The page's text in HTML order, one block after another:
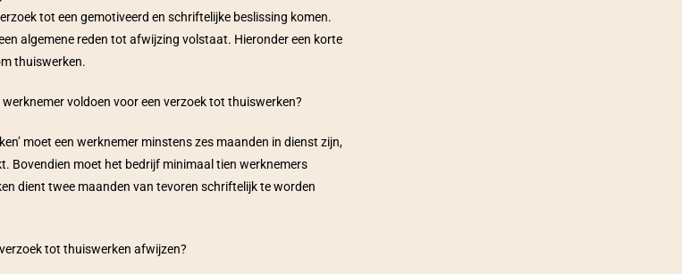
tot een gemotiveerd en schriftelijke beslissing komen.
algemene reden tot afwijzing volstaat. Hieronder een korte
thuiswerken.
voldoen voor een verzoek tot thuiswerken?
moet een werknemer minstens zes maanden in dienst zijn,
Bovendien moet het bedrijf minimaal tien werknemers
dient twee maanden van tevoren schriftelijk te worden
tot thuiswerken afwijzen?